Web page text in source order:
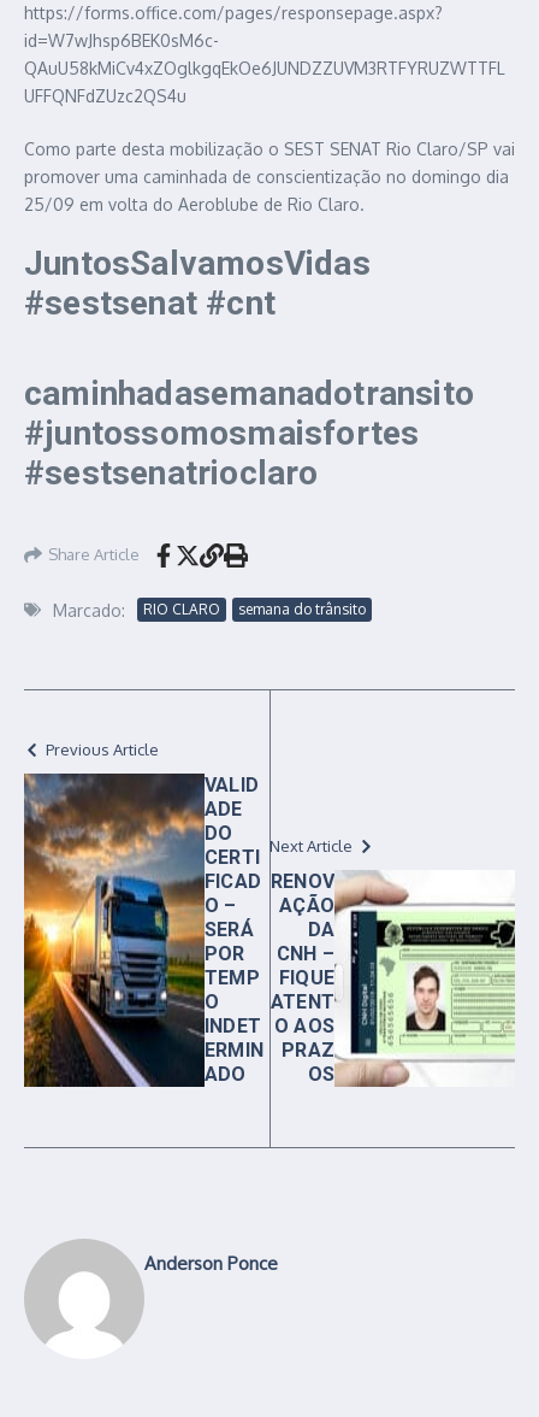
https://forms.office.com/pages/responsepage.aspx?
id=W7wJhsp6BEK0sM6c-
QAuU58kMiCv4xZOglkgqEkOe6JUNDZZUVM3RTFYRUZWTTFL
UFFQNFdZUzc2QS4u
Como parte desta mobilização o SEST SENAT Rio Claro/SP vai
promover uma caminhada de conscientização no domingo dia
25/09 em volta do Aeroblube de Rio Claro.
JuntosSalvamosVidas
#sestsenat #cnt
caminhadasemanadotransito
#juntossomosmaisfortes
#sestsenatrioclaro
Share Article
Marcado: RIO CLARO semana do trânsito
Previous Article
VALID
ADE
DO
CERTI
FICAD
O –
SERÁ
POR
TEMP
O
INDET
ERMIN
ADO
Next Article
RENOV
AÇÃO
DA
CNH –
FIQUE
ATENT
O AOS
PRAZ
OS
Anderson Ponce